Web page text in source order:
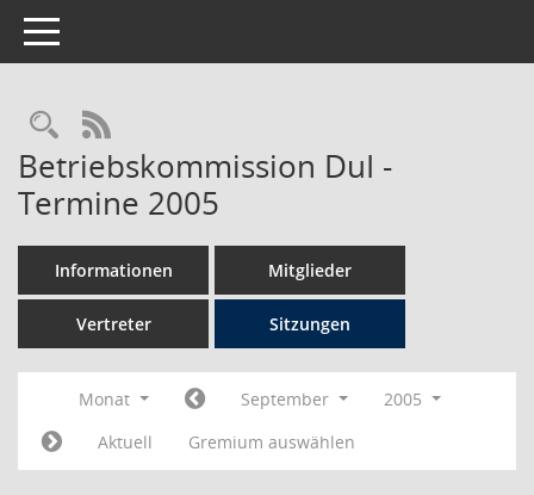
Toggle navigation
Rechercheauswahl
RSS-Feed
Betriebskommission DuI -
Termine 2005
Informationen Mitglieder
Vertreter Sitzungen
Monat September
2005
Aktuell
Gremium auswählen